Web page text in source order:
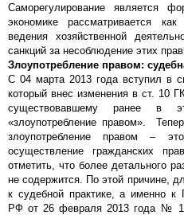
Саморегулирование является
экономике рассматривается
ведения хозяйственной
санкций за несоблюдение этих
Злоупотребление правом:
C 04 марта 2013 года вступил в
который внес изменения в ст. 10
существовавшему ранее в
«злоупотребление правом».
злоупотребление правом –
осуществление гражданских
отметить, что более детального
не содержится. По этой причине,
к судебной практике, а именно
РФ от 26 февраля 2013 года №